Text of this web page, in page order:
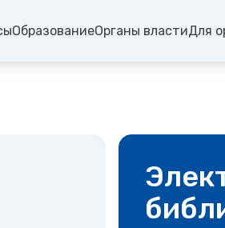
ОбразованиеОрганы властиДля